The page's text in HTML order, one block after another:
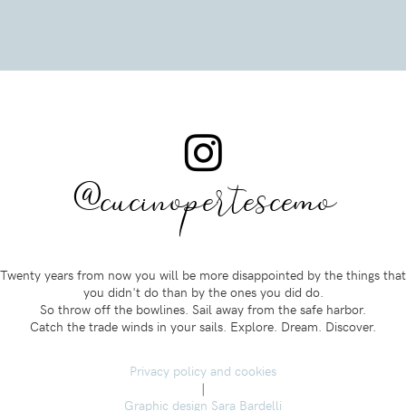
@cucinopertescemo
Twenty years from now you will be more disappointed by the things that
you didn't do than by the ones you did do.
So throw off the bowlines. Sail away from the safe harbor.
Catch the trade winds in your sails. Explore. Dream. Discover.
Privacy policy and cookies
|
Graphic design Sara Bardelli